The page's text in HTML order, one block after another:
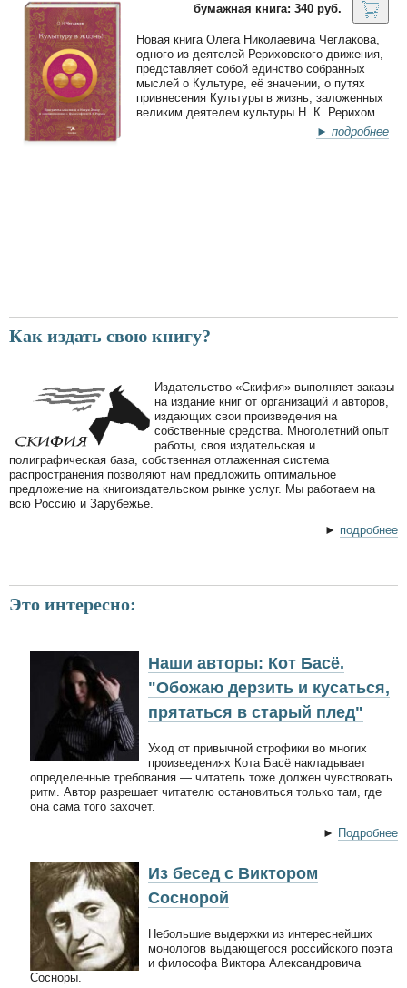
бумажная книга: 340 руб.
Новая книга Олега Николаевича Чеглакова,
одного из деятелей Рериховского движения,
представляет собой единство собранных
мыслей о Культуре, её значении, о путях
привнесения Культуры в жизнь, заложенных
великим деятелем культуры Н. К. Рерихом.
► подробнее
Как издать свою книгу?
Издательство «Скифия» выполняет заказы
на издание книг от организаций и авторов,
издающих свои произведения на
собственные средства. Многолетний опыт
работы, своя издательская и
полиграфическая база, собственная отлаженная система
распространения позволяют нам предложить оптимальное
предложение на книгоиздательском рынке услуг. Мы работаем на
всю Россию и Зарубежье.
► подробнее
Это интересно:
Наши авторы: Кот Басё.
"Обожаю дерзить и кусаться,
прятаться в старый плед"
Уход от привычной строфики во многих
произведениях Кота Басё накладывает
определенные требования — читатель тоже должен чувствовать
ритм. Автор разрешает читателю остановиться только там, где
она сама того захочет.
► Подробнее
Из бесед с Виктором
Соснорой
Небольшие выдержки из интереснейших
монологов выдающегося российского поэта
и философа Виктора Александровича
Сосноры.